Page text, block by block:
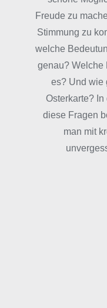
Freude zu
Stimmung zu
welche
genau? Welche
es? Und wie
Osterkarte?
diese Fragen
man mit